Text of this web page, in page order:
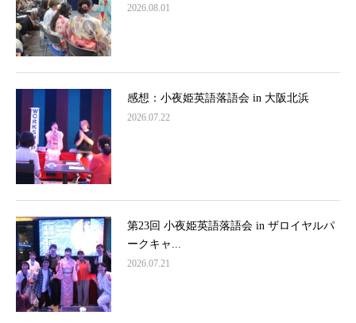
2026.08.01
感想：小夜姫英語落語会 in 大阪北浜
2026.07.22
第23回 小夜姫英語落語会 in ザロイヤルパ
ークキャ...
2026.07.21